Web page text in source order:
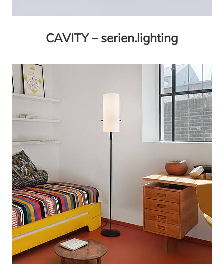
CAVITY – serien.lighting